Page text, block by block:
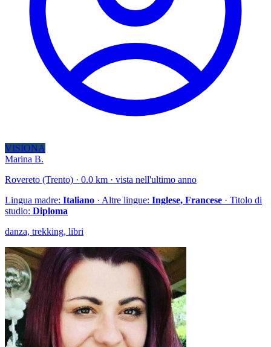
VISIONA
Marina B.
Rovereto (Trento) · 0.0 km · vista nell'ultimo anno
Lingua madre: Italiano · Altre lingue: Inglese, Francese · Titolo di
studio: Diploma
danza, trekking, libri